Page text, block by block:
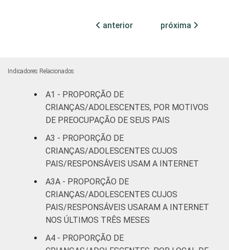
De 9 a 10
22
De 13 a 14
anos
anos
RENDA
FAMILIAR
Até 1 SM 28
Mais de 1
SM até 2 SM
18
SM até 3 SM
anterior próxima
Indicadores Relacionados
A1 - PROPORÇÃO DE
CRIANÇAS/ADOLESCENTES, POR MOTIVOS
DE PREOCUPAÇÃO DE SEUS PAIS
A3 - PROPORÇÃO DE
CRIANÇAS/ADOLESCENTES CUJOS
PAIS/RESPONSÁVEIS USAM A INTERNET
A3A - PROPORÇÃO DE
CRIANÇAS/ADOLESCENTES CUJOS
PAIS/RESPONSÁVEIS USARAM A INTERNET
NOS ÚLTIMOS TRÊS MESES
A4 - PROPORÇÃO DE